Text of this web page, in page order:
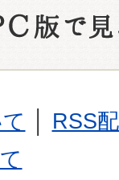
RSS